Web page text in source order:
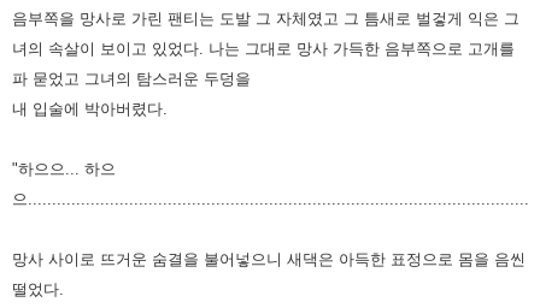
음부쪽을 망사로 가린 팬티는 도발 그 자체였고 그 틈새로 벌겋게 익은 그
녀의 속살이 보이고 있었다. 나는 그대로 망사 가득한 음부쪽으로 고개를
파 묻었고 그녀의 탐스러운 두덩을
내 입술에 박아버렸다.
"하으으... 하으
으
망사 사이로 뜨거운 숨결을 불어넣으니 새댁은 아득한 표정으로 몸을 음씬
떨었다.